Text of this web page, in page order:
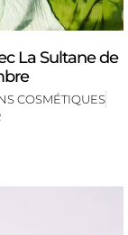
La Sultane de
COSMÉTIQUES